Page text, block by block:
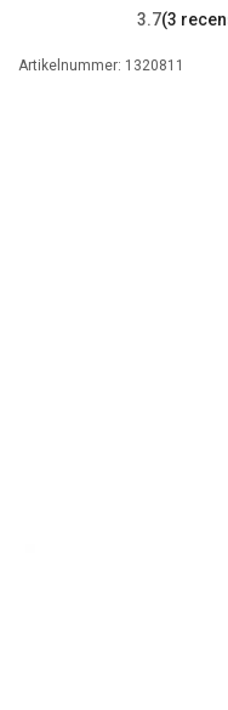
3.7(3
Artikelnummer: 1320811